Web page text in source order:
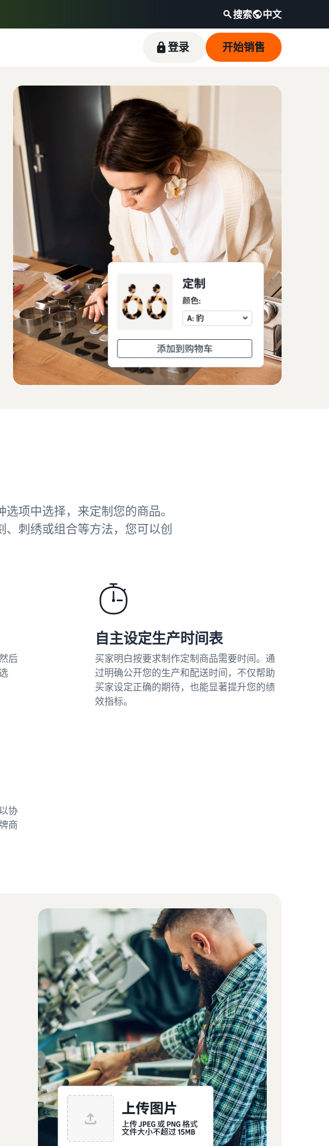
搜索 中文
观看视频
新卖家指南简介
在前 90 天内使用新卖家指南的卖家斩获的首年销
售额大约是其他卖家平均年销售额的 6 倍多。
估算收入和配送成本
根据配送方式计算商品的费用、成本和收入
在亚马逊商城拓展品牌的指南
了解如何区分您的品牌并建立客户忠诚度
外包您的供应链
获得面向多个销售渠道的端到端供应链管理
卖家案例
了解卖家如何在亚马逊商城获得成功
登录 开始销售
项中选择，来定制您的商品。
刺绣或组合等方法，您可以创
后
自主设定生产时间表
买家明白按要求制作定制商品需要时间。通
过明确公开您的生产和配送时间，不仅帮助
买家设定正确的期待，也能显著提升您的绩
效指标。
协
商